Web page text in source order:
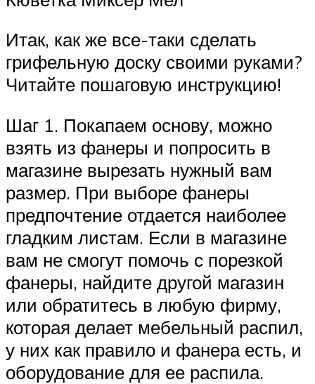
Итак, как же все-таки сделать
грифельную доску своими руками?
Читайте пошаговую инструкцию!
Шаг 1. Покапаем основу, можно
взять из фанеры и попросить в
магазине вырезать нужный вам
размер. При выборе фанеры
предпочтение отдается наиболее
гладким листам. Если в магазине
вам не смогут помочь с порезкой
фанеры, найдите другой магазин
или обратитесь в любую фирму,
которая делает мебельный распил,
у них как правило и фанера есть, и
оборудование для ее распила.